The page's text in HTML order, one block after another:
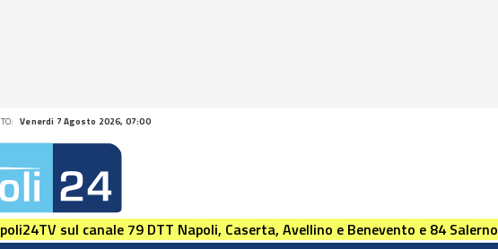
Venerdi 7 Agosto 2026, 07:00
sul canale 79 DTT Napoli, Caserta, Avellino e Benevento e 84 Salerno